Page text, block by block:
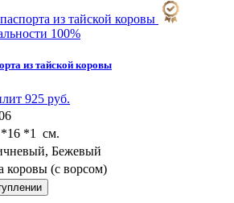
100%
из тайской коровы
925 руб.
*16 *1 см.
Бежевый
коровы (с ворсом)